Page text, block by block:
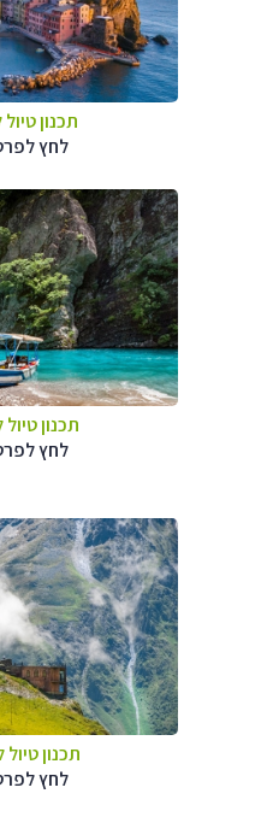
תכנון
לחץ
תכנון
לחץ
תכנון טיול
לחץ